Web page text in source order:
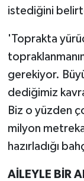
istediğini
'Toprakta
gerekiyor.
dediğimiz
Biz o yüzden
milyon
hazırladığı
AİLEYLE BİR